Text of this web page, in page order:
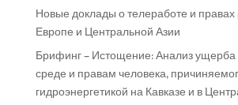
Новые доклады о телеработе и правах
Европе и Центральной Азии
Брифинг – Истощение: Анализ
среде и правам человека,
гидроэнергетикой на Кавказе и в